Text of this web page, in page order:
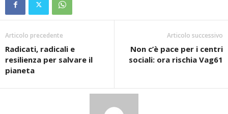
Articolo precedente
Radicati, radicali e
resilienza per salvare il
pianeta
Articolo successivo
Non c’è pace per i centri
sociali: ora rischia Vag61